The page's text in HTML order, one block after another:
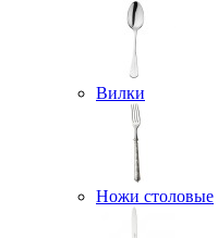
Вилки
Ножи столовые